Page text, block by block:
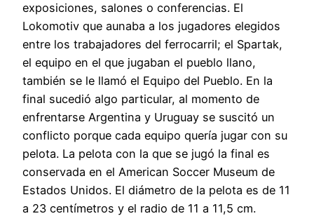
exposiciones, salones o conferencias. El
Lokomotiv que aunaba a los jugadores elegidos
entre los trabajadores del ferrocarril; el Spartak,
el equipo en el que jugaban el pueblo llano,
también se le llamó el Equipo del Pueblo. En la
final sucedió algo particular, al momento de
enfrentarse Argentina y Uruguay se suscitó un
conflicto porque cada equipo quería jugar con su
pelota. La pelota con la que se jugó la final es
conservada en el American Soccer Museum de
Estados Unidos. El diámetro de la pelota es de 11
a 23 centímetros y el radio de 11 a 11,5 cm.